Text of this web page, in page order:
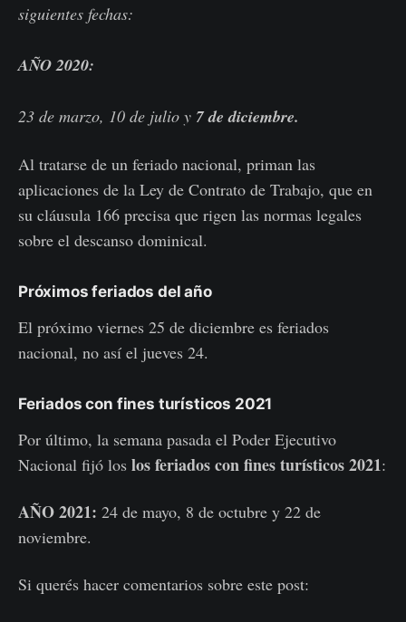
siguientes fechas:
AÑO 2020:
23 de marzo, 10 de julio y 7 de diciembre.
Al tratarse de un feriado nacional, priman las
aplicaciones de la Ley de Contrato de Trabajo, que en
su cláusula 166 precisa que rigen las normas legales
sobre el descanso dominical.
Próximos feriados del año
El próximo viernes 25 de diciembre es feriados
nacional, no así el jueves 24.
Feriados con fines turísticos 2021
Por último, la semana pasada el Poder Ejecutivo
Nacional fijó los los feriados con fines turísticos 2021:
AÑO 2021: 24 de mayo, 8 de octubre y 22 de
noviembre.
Si querés hacer comentarios sobre este post: